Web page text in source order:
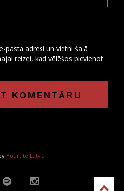
pasta adresi un vietni šajā
reizei, kad vēlēšos pievienot
Yoursite Latvia